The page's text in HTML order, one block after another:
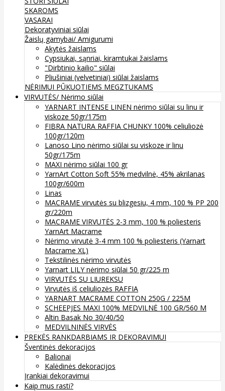
SKAROMS
VASARAI
Dekoratyviniai siūlai
Žaislų gamybai/ Amigurumi
Akytės žaislams
Cypsiukai, sąnriai, kiramtukai žaislams
"Dirbtinio kailio" siūlai
Pliušiniai (velvetiniai) siūlai žaislams
NĖRIMUI PŪKUOTIEMS MEGZTUKAMS
VIRVUTĖS/ Nėrimo siūlai
YARNART INTENSE LINEN nėrimo siūlai su linu ir
viskoze 50gr/175m
FIBRA NATURA RAFFIA CHUNKY 100% celiuliozė
100gr/120m
Lanoso Lino nėrimo siūlai su viskoze ir linu
50gr/175m
MAXI nėrimo siūlai 100 gr
YarnArt Cotton Soft 55% medvilnė, 45% akrilanas
100gr/600m
Linas
MACRAME virvutės su blizgesiu, 4 mm, 100 % PP 200
gr/220m
MACRAME VIRVUTĖS 2-3 mm, 100 % poliesteris
YarnArt Macrame
Nėrimo virvutė 3-4 mm 100 % poliesteris (Yarnart
Macrame XL)
Tekstilinės nėrimo virvutės
Yarnart LILY nėrimo siūlai 50 gr/225 m
VIRVUTĖS SU LIUREKSU
Virvutės iš celiuliozės RAFFIA
YARNART MACRAME COTTON 250G / 225M
SCHEEPJES MAXI 100% MEDVILNĖ 100 GR/560 M
Altin Basak No 30/40/50
MEDVILNINĖS VIRVĖS
PREKĖS RANKDARBIAMS IR DEKORAVIMUI
Šventinės dekoracijos
Balionai
Kalėdinės dekoracijos
Įrankiai dekoravimui
Kaip mus rasti?